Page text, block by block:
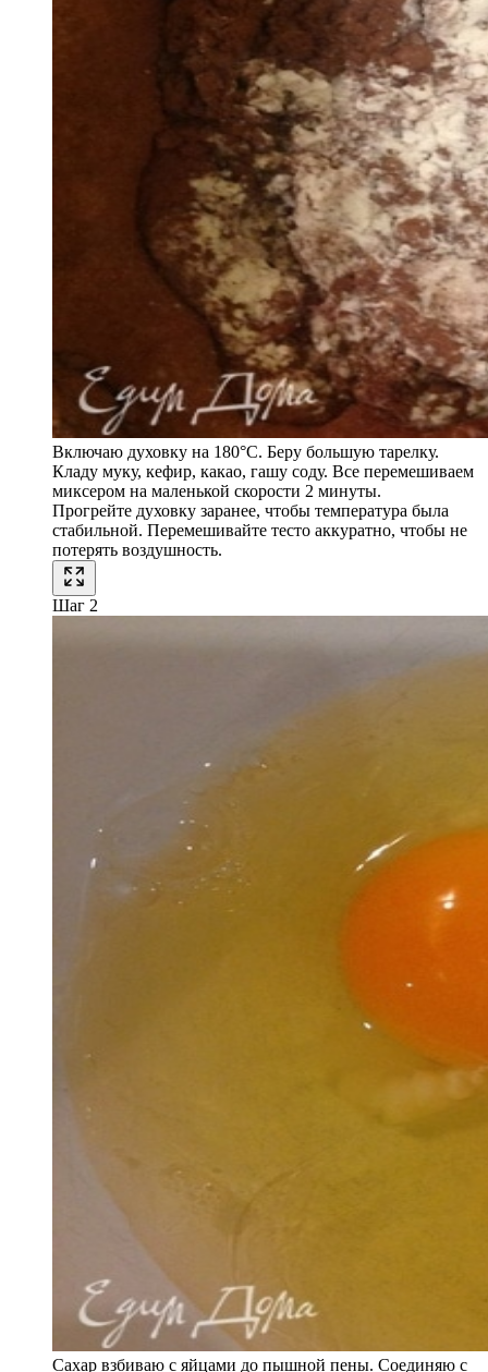
Включаю духовку на 180°C. Беру большую тарелку.
Кладу муку, кефир, какао, гашу соду. Все перемешиваем
миксером на маленькой скорости 2 минуты.
Прогрейте духовку заранее, чтобы температура была
стабильной. Перемешивайте тесто аккуратно, чтобы не
потерять воздушность.
Шаг 2
Сахар взбиваю с яйцами до пышной пены. Соединяю с